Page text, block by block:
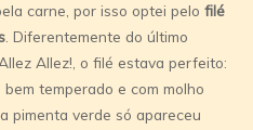
carne, por isso optei pelofilé
. Diferentemente do último
Allez!, o filé estava perfeito:
temperado e com molho
pimenta verde só apareceu